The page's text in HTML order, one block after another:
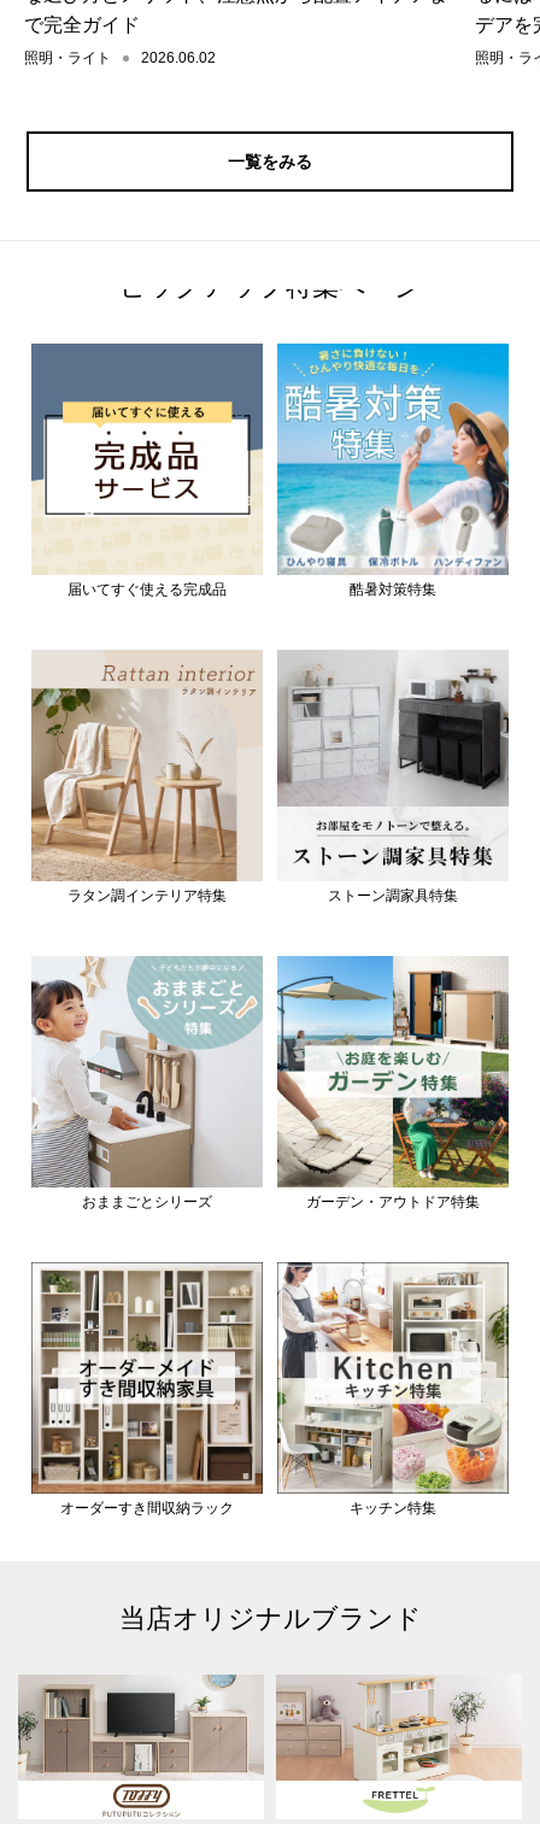
で完全ガイド
照明・ライト 2026.06.02
デアを
照明・ラ
一覧をみる
ピックアップ特集ページ
届いてすぐ使える完成品 酷暑対策特集
ラタン調インテリア特集 ストーン調家具特集
おままごとシリーズ ガーデン・アウトドア特集
オーダーすき間収納ラック キッチン特集
当店オリジナルブランド